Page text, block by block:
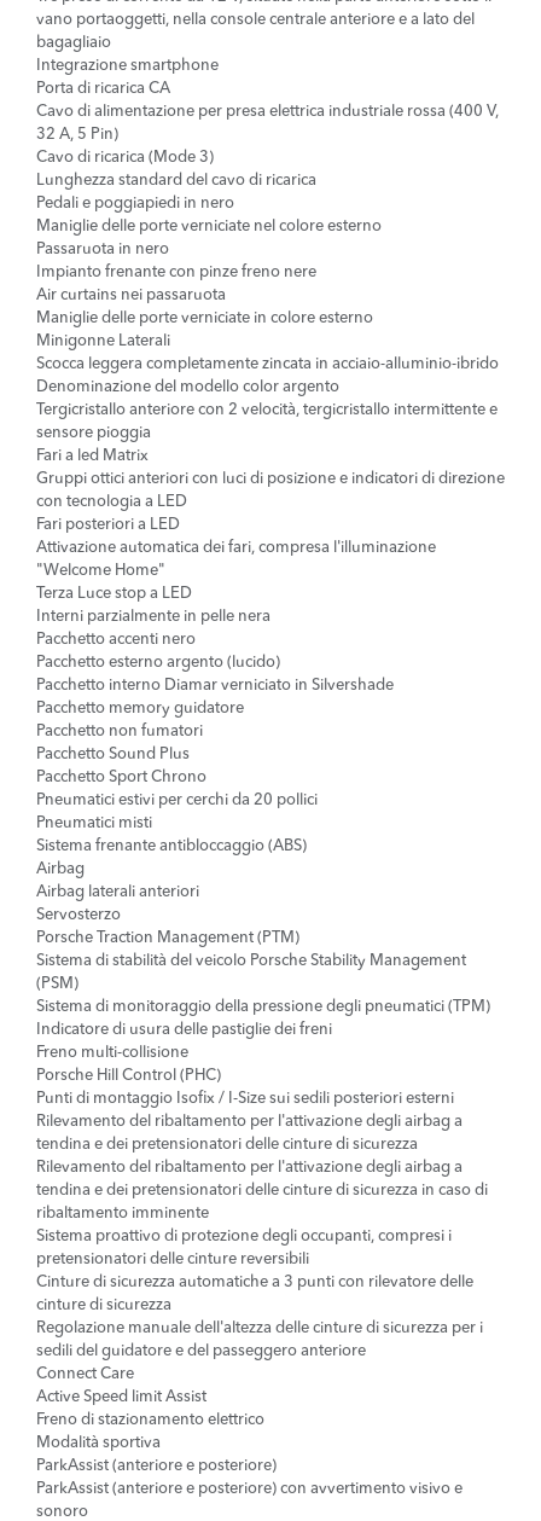
vano portaoggetti, nella console centrale anteriore e a lato del
bagagliaio
Integrazione smartphone
Porta di ricarica CA
Cavo di alimentazione per presa elettrica industriale rossa (400 V,
32 A, 5 Pin)
Cavo di ricarica (Mode 3)
Lunghezza standard del cavo di ricarica
Pedali e poggiapiedi in nero
Maniglie delle porte verniciate nel colore esterno
Passaruota in nero
Impianto frenante con pinze freno nere
Air curtains nei passaruota
Maniglie delle porte verniciate in colore esterno
Minigonne Laterali
Scocca leggera completamente zincata in acciaio-alluminio-ibrido
Denominazione del modello color argento
Tergicristallo anteriore con 2 velocità, tergicristallo intermittente e
sensore pioggia
Fari a led Matrix
Gruppi ottici anteriori con luci di posizione e indicatori di direzione
con tecnologia a LED
Fari posteriori a LED
Attivazione automatica dei fari, compresa l'illuminazione
"Welcome Home"
Terza Luce stop a LED
Interni parzialmente in pelle nera
Pacchetto accenti nero
Pacchetto esterno argento (lucido)
Pacchetto interno Diamar verniciato in Silvershade
Pacchetto memory guidatore
Pacchetto non fumatori
Pacchetto Sound Plus
Pacchetto Sport Chrono
Pneumatici estivi per cerchi da 20 pollici
Pneumatici misti
Sistema frenante antibloccaggio (ABS)
Airbag
Airbag laterali anteriori
Servosterzo
Porsche Traction Management (PTM)
Sistema di stabilità del veicolo Porsche Stability Management
(PSM)
Sistema di monitoraggio della pressione degli pneumatici (TPM)
Indicatore di usura delle pastiglie dei freni
Freno multi-collisione
Porsche Hill Control (PHC)
Punti di montaggio Isofix / I-Size sui sedili posteriori esterni
Rilevamento del ribaltamento per l'attivazione degli airbag a
tendina e dei pretensionatori delle cinture di sicurezza
Rilevamento del ribaltamento per l'attivazione degli airbag a
tendina e dei pretensionatori delle cinture di sicurezza in caso di
ribaltamento imminente
Sistema proattivo di protezione degli occupanti, compresi i
pretensionatori delle cinture reversibili
Cinture di sicurezza automatiche a 3 punti con rilevatore delle
cinture di sicurezza
Regolazione manuale dell'altezza delle cinture di sicurezza per i
sedili del guidatore e del passeggero anteriore
Connect Care
Active Speed limit Assist
Freno di stazionamento elettrico
Modalità sportiva
ParkAssist (anteriore e posteriore)
ParkAssist (anteriore e posteriore) con avvertimento visivo e
sonoro